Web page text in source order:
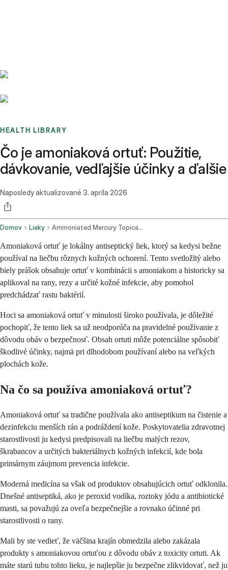
HEALTH LIBRARY
Čo je amoniaková ortuť: Použitie,
dávkovanie, vedľajšie účinky a ďalšie
Naposledy aktualizované 3. apríla 2026
Domov Lieky Ammoniated Mercury Topical Route
Amoniaková ortuť je lokálny antiseptický liek, ktorý sa kedysi bežne
používal na liečbu rôznych kožných ochorení. Tento svetložltý alebo
biely prášok obsahuje ortuť v kombinácii s amoniakom a historicky sa
aplikoval na rany, rezy a určité kožné infekcie, aby pomohol
predchádzať rastu baktérií.
Hoci sa amoniaková ortuť v minulosti široko používala, je dôležité
pochopiť, že tento liek sa už neodporúča na pravidelné používanie z
dôvodu obáv o bezpečnosť. Obsah ortuti môže potenciálne spôsobiť
škodlivé účinky, najmä pri dlhodobom používaní alebo na veľkých
plochách kože.
Na čo sa používa amoniaková ortuť?
Amoniaková ortuť sa tradične používala ako antiseptikum na čistenie a
dezinfekciu menších rán a podráždení kože. Poskytovatelia zdravotnej
starostlivosti ju kedysi predpisovali na liečbu malých rezov,
škrabancov a určitých bakteriálnych kožných infekcií, kde bola
primárnym záujmom prevencia infekcie.
Moderná medicína sa však od produktov obsahujúcich ortuť odklonila.
Dnešné antiseptiká, ako je peroxid vodíka, roztoky jódu a antibiotické
masti, sa považujú za oveľa bezpečnejšie a rovnako účinné pri
starostlivosti o rany.
Mali by ste vedieť, že väčšina krajín obmedzila alebo zakázala
produkty s amoniakovou ortuťou z dôvodu obáv z toxicity ortuti. Ak
máte starú tubu tohto lieku, je najlepšie ju bezpečne zlikvidovať, než ju